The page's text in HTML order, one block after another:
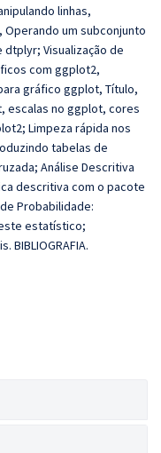
linhas,
Operando um subconjunto
Visualização de
com ggplot2,
gráfico ggplot, Título,
escalas no ggplot, cores
Limpeza rápida nos
tabelas de
Análise Descritiva
descritiva com o pacote
Probabilidade:
estatístico;
BIBLIOGRAFIA.